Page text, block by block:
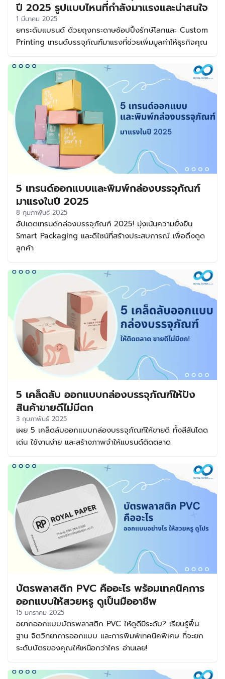
ปี 2025 รูปแบบไหนที่กำลังมาแรงและน่าสนใจ
1 มีนาคม 2025
ยกระดับแบรนด์ ด้วยถุงกระดาษช้อปปิ้งรักษ์โลกและ Custom
Printing เทรนด์บรรจุภัณฑ์มาแรงที่ช่วยเพิ่มมูลค่าให้ธุรกิจคุณ
5 เทรนด์ออกแบบและพิมพ์กล่องบรรจุภัณฑ์
มาแรงในปี 2025
8 กุมภาพันธ์ 2025
อัปเดตเทรนด์กล่องบรรจุภัณฑ์ 2025! มุ่งเน้นความยั่งยืน
Smart Packaging และดีไซน์ที่สร้างประสบการณ์ เพื่อดึงดูด
ลูกค้า
5 เคล็ดลับ ออกแบบกล่องบรรจุภัณฑ์ให้ปัง
สินค้าขายดีไม่มีตก
3 กุมภาพันธ์ 2025
เผย 5 เคล็ดลับออกแบบกล่องบรรจุภัณฑ์ให้ขายดี ทั้งสีสันโดด
เด่น ใช้งานง่าย และสร้างภาพจำให้แบรนด์ติดตลาด
บัตรพลาสติก PVC คืออะไร พร้อมเทคนิคการ
ออกแบบให้สวยหรู ดูเป็นมืออาชีพ
15 มกราคม 2025
อยากออกแบบบัตรพลาสติก PVC ให้ดูดีมีระดับ? เรียนรู้พื้น
ฐาน จิตวิทยาการออกแบบ และการพิมพ์เทคนิคพิเศษ ที่จะยก
ระดับบัตรของคุณให้เหนือกว่าใคร อ่านเลย!